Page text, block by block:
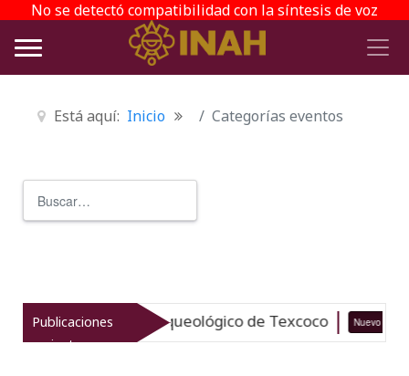
No se detectó compatibilidad con la síntesis de voz
Está aquí: Inicio Categorías eventos
Publicaciones
recientes
el patrimonio arqueológico de Texcoco Nuevo